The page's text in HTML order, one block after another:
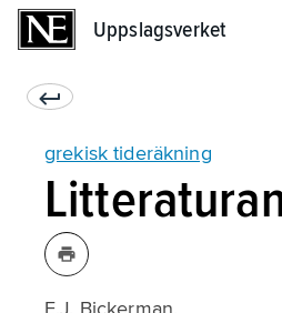
Uppslagsverket
grekisk tideräkning